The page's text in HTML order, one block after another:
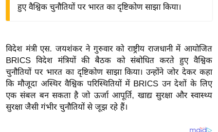
द्यो
त
वि
शे
ष
ज्ञ
हुए वैश्विक चुनौतियों पर भारत का दृष्टिकोण साझा किया।
विदेश मंत्री एस. जयशंकर ने गुरुवार को राष्ट्रीय राजधानी में आयोजित
BRICS विदेश मंत्रियों की बैठक को संबोधित करते हुए वैश्विक
चुनौतियों पर भारत का दृष्टिकोण साझा किया। उन्होंने जोर देकर कहा
कि मौजूदा अस्थिर वैश्विक परिस्थितियों में BRICS उन देशों के लिए
एक संबल बन सकता है जो ऊर्जा आपूर्ति, खाद्य सुरक्षा और स्वास्थ्य
सुरक्षा जैसी गंभीर चुनौतियों से जूझ रहे हैं।